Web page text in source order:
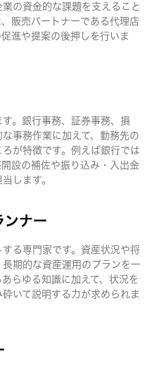
の資金的な課題を支えること
販売パートナーである代理店
進や提案の後押しを行いま
。銀行事務、証券事務、損
事務作業に加えて、勤務先の
が特徴です。例えば銀行では
設の補佐や振り込み・入出金
します。
ンナー
る専門家です。資産状況や将
期的な資産運用のプランを一
らゆる知識に加えて、状況を
いて説明する力が求められま